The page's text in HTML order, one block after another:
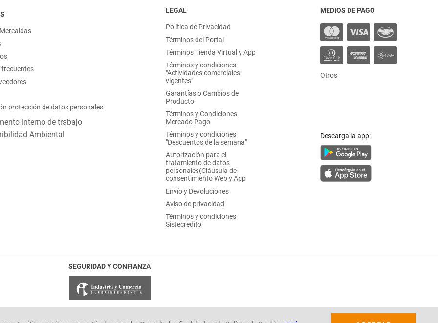
protección de datos personales
interno de trabajo
Ambiental
LEGAL
Política de Privacidad
Términos del Portal
Términos Tienda Virtual y App
Términos y condiciones
"Actividades comerciales
vigentes"
Garantías o Cambios de
Producto
Términos y Condiciones
Mercado Pago
Términos y condiciones
"Descuentos de la semana"
Autorización para el
tratamiento de datos
personales(Cláusula de
consentimiento Web y App
Envío y Devoluciones
Aviso de privacidad
Términos y condiciones
Sistecredito
MEDIOS DE PAGO
Otros
Descarga la app:
SEGURIDAD Y CONFIANZA